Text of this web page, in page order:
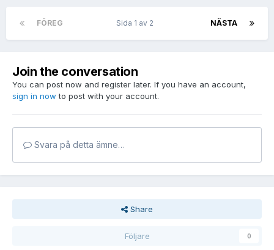
FÖREG NÄSTA
Sida 1 av 2
Join the conversation
You can post now and register later. If you have an account,
sign in now to post with your account.
Svara på detta ämne…
Share
Följare 0